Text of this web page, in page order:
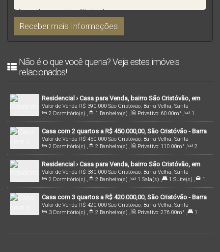
Não é o que você queria? Veja estes imóveis
relacionados!
Residencial › Casa para Venda, bairro São Cristóvão, em
Barra Velha/SC | Cód.: 1456
R$ 390.000
Valor de Venda
São Cristóvão, Barra Velha, Santa
Catarina, Brasil
2 Dormitório(s) , 1 Banheiro(s) , Privativo: 60.00m² ,
1
Sala(s) , 1 Vaga(s) , 2600mDistância do Mar , Útil: 60.00m²
Casa com 2 quartos a R$ 450.000,00, São Cristóvão - Barra
Velha | Cód. 1696
R$ 450.000
Valor de Venda
São Cristóvão, Barra Velha, Santa
Catarina, Brasil
2 Dormitório(s) , 2 Banheiro(s) , Privativo: 110.00m² ,
2
Sala(s) , 1 Suíte(s) , Total: 378.08m² , 1 Vaga(s) ,
1400m
Distância do Mar , Útil: 110.00m² Terreno: 378.08m²
Residencial › Casa para Venda, bairro São Cristóvão, em
Barra Velha/SC | Cód.: 2064
R$ 380.000
Valor de Venda
São Cristóvão, Barra Velha, Santa
Catarina, Brasil
2 Dormitório(s) , 2 Banheiro(s) , 1 Sala(s) , 1 Suíte(s) ,
1
Vaga(s) , 1800mDistância do Mar , Útil: 76.49m²
Casa com 3 quartos a R$ 420.000,00, São Cristóvão - Barra
Velha | Cód. 2222
R$ 420.000
Valor de Venda
São Cristóvão, Barra Velha, Santa
Catarina, Brasil
3 Dormitório(s) , 2 Banheiro(s) , Privativo: 276.00m² ,
1